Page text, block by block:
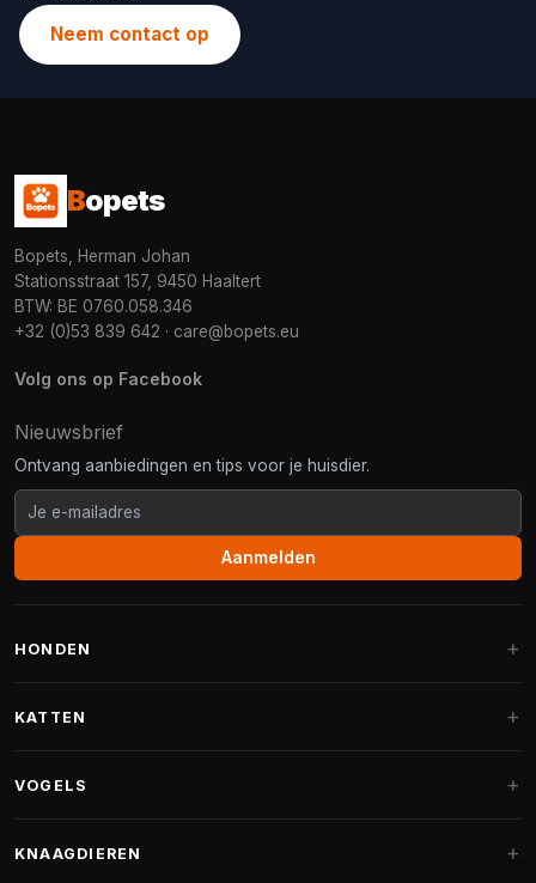
Neem contact op
Bopets
Bopets, Herman Johan
Stationsstraat 157, 9450 Haaltert
BTW: BE 0760.058.346
+32 (0)53 839 642 · care@bopets.eu
Volg ons op Facebook
Nieuwsbrief
Ontvang aanbiedingen en tips voor je huisdier.
Aanmelden
HONDEN
Fantail hondenmanden
KATTEN
Krabpalen voor Maine Coon
VOGELS
KNAAGDIEREN